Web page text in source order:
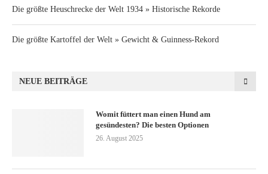
Die größte Heuschrecke der Welt 1934 » Historische Rekorde
Die größte Kartoffel der Welt » Gewicht & Guinness-Rekord
NEUE BEITRÄGE
Womit füttert man einen Hund am
gesündesten? Die besten Optionen
26. August 2025